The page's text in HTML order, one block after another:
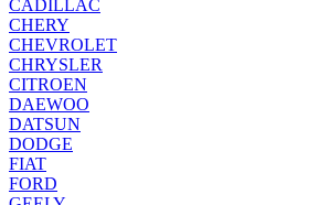
CADILLAC
CHERY
CHEVROLET
CHRYSLER
CITROEN
DAEWOO
DATSUN
DODGE
FIAT
FORD